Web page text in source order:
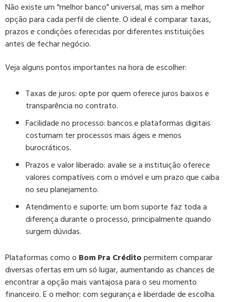
Não existe um “melhor banco” universal, mas sim a melhor
opção para cada perfil de cliente. O ideal é comparar taxas,
prazos e condições oferecidas por diferentes instituições
antes de fechar negócio.
Veja alguns pontos importantes na hora de escolher:
Taxas de juros:opte por quem oferece juros baixos e
transparência no contrato.
Facilidade no processo:bancos e plataformas digitais
costumam ter processos mais ágeis e menos
burocráticos.
Prazos e valor liberado:avalie se a instituição oferece
valores compatíveis com o imóvel e um prazo que caiba
no seu planejamento.
Atendimento e suporte:um bom suporte faz toda a
diferença durante o processo, principalmente quando
surgem dúvidas.
Plataformas como o Bom Pra Créditopermitem comparar
diversas ofertas em um só lugar, aumentando as chances de
encontrar a opção mais vantajosa para o seu momento
financeiro. E o melhor: com segurança e liberdade de escolha.